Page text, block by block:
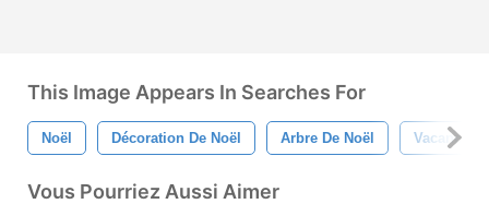
This Image Appears In Searches For
Noël Décoration De Noël Arbre De Noël Vacances
Vous Pourriez Aussi Aimer